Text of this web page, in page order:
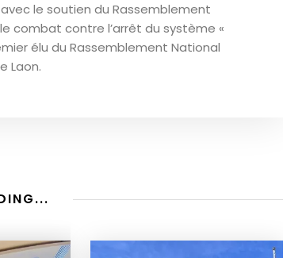
le soutien du Rassemblement
combat contre l’arrêt du système «
élu du Rassemblement National
Laon.